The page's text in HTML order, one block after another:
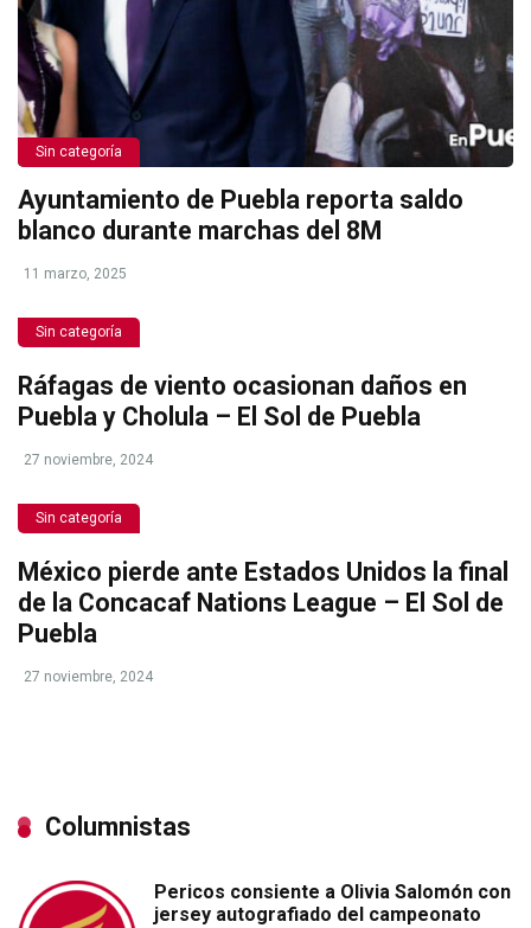
Sin categoría
Ayuntamiento de Puebla reporta saldo
blanco durante marchas del 8M
11 marzo, 2025
Sin categoría
Ráfagas de viento ocasionan daños en
Puebla y Cholula – El Sol de Puebla
27 noviembre, 2024
Sin categoría
México pierde ante Estados Unidos la final
de la Concacaf Nations League – El Sol de
Puebla
27 noviembre, 2024
Columnistas
Pericos consiente a Olivia Salomón con
jersey autografiado del campeonato